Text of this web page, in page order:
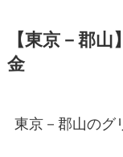
【東京－郡
金
東京－郡山のグ